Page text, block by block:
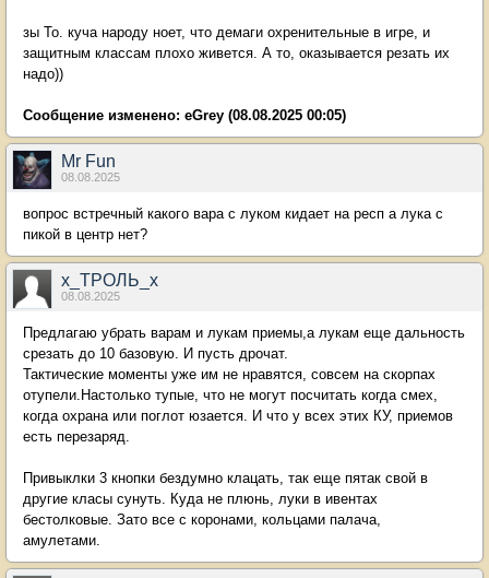
зы То. куча народу ноет, что демаги охренительные в игре, и
защитным классам плохо живется. А то, оказывается резать их
надо))
Сообщение изменено: eGrey (08.08.2025 00:05)
Mr Fun
08.08.2025
вопрос встречный какого вара с луком кидает на респ а лука с
пикой в центр нет?
х_ТРОЛЬ_х
08.08.2025
Предлагаю убрать варам и лукам приемы,а лукам еще дальность
срезать до 10 базовую. И пусть дрочат.
Тактические моменты уже им не нравятся, совсем на скорпах
отупели.Настолько тупые, что не могут посчитать когда смех,
когда охрана или поглот юзается. И что у всех этих КУ, приемов
есть перезаряд.
Привыклки 3 кнопки бездумно клацать, так еще пятак свой в
другие класы сунуть. Куда не плюнь, луки в ивентах
бестолковые. Зато все с коронами, кольцами палача,
амулетами.